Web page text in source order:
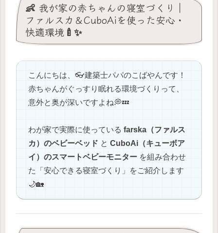
👶 我が家の赤ちゃんの寝室づくり｜
ファルスカ＆CuboAiを使った安心・
快適環境🍼✨
こんにちは、👓建築士パパのこばやんです！
赤ちゃんがぐっすり眠れる環境づくりって、
意外と奥が深いですよね💭💤
わが家で実際に使っている farska（ファルス
カ）のベビーベッド と CuboAi（キューボア
イ）のスマートベビーモニター を組み合わせ
た「安心できる寝室づくり」をご紹介します
🌙🏡